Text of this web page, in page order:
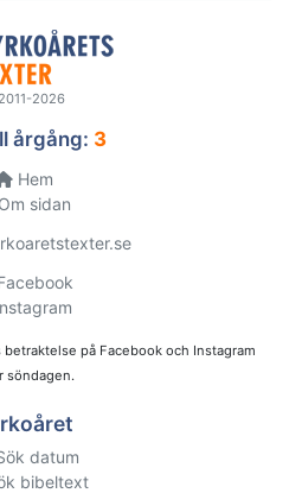
2026
årgång: 3
Hem
Om sidan
på Facebook och Instagram
söndagen.
datum
bibeltext